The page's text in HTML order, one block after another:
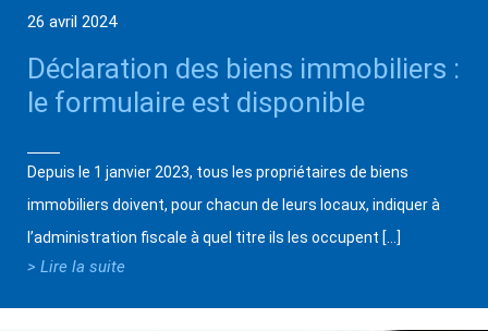
26 avril 2024
Déclaration des biens immobiliers :
le formulaire est disponible
Depuis le 1 janvier 2023, tous les propriétaires de biens
immobiliers doivent, pour chacun de leurs locaux, indiquer à
l’administration fiscale à quel titre ils les occupent […]
> Lire la suite